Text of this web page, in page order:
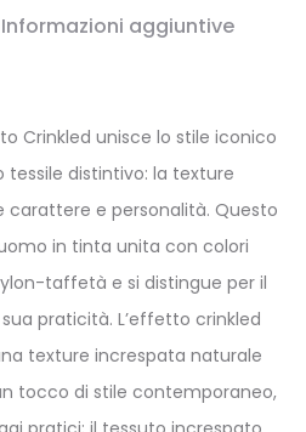
Informazioni aggiuntive
Crinkled unisce lo stile iconico
distintivo: la texture
e personalità. Questo
in tinta unita con colori
taffetà e si distingue per il
praticità. L’effetto crinkled
texture increspata naturale
tocco di stile contemporaneo,